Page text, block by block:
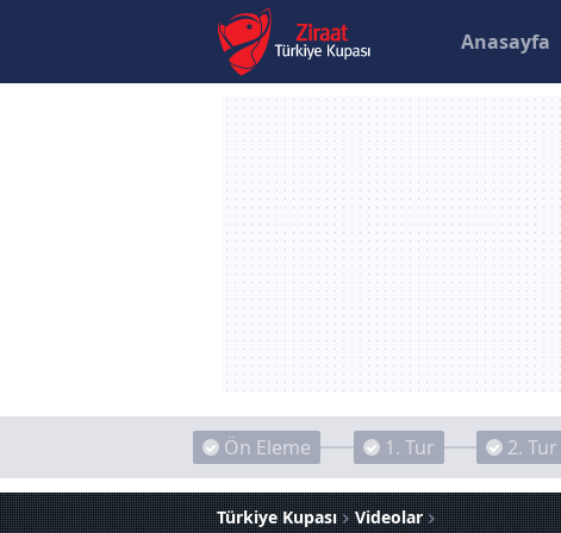
Anasayfa
Ön Eleme 1. Tur 2. Tur
Türkiye Kupası
Videolar